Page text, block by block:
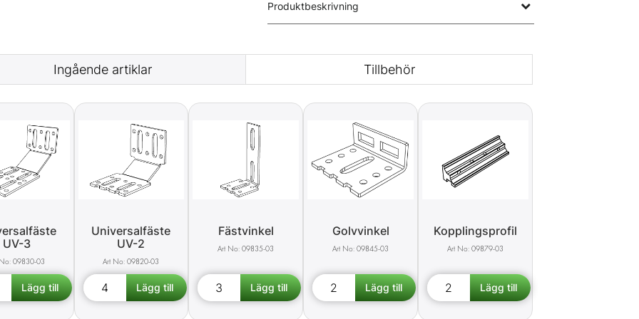
Produktbeskrivning
Ingående artiklar Tillbehör
UV-3
09830-03
Universalfäste
UV-2
09820-03
Fästvinkel
09835-03
Golvvinkel
09845-03
Kopplingsprofil
09879-03